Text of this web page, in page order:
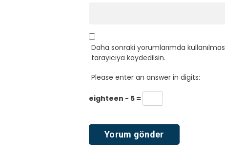
Daha sonraki yorumlarımda
tarayıcıya kaydedilsin.
Please enter an answer in digits:
eighteen − 5 =